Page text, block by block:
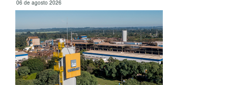
06 de agosto 2026